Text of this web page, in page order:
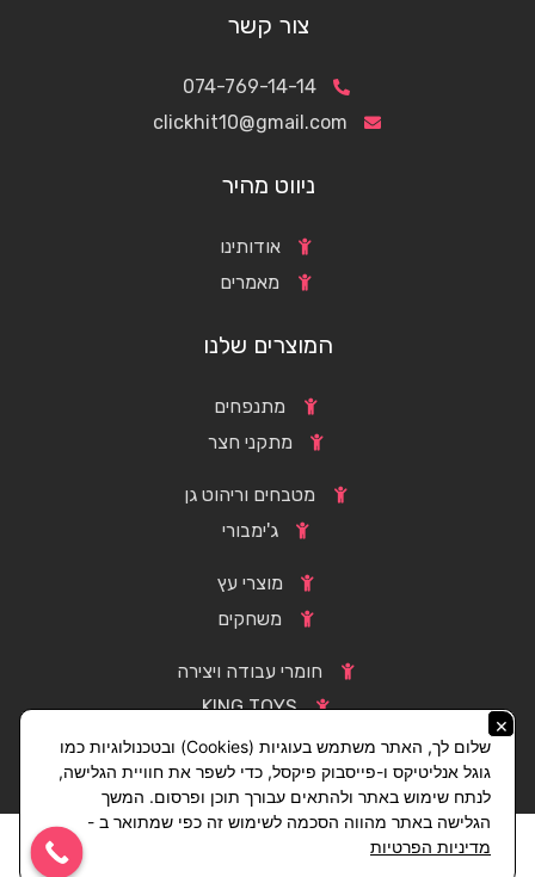
צור קשר
074-769-14-14
clickhit10@gmail.com
ניווט מהיר
אודותינו
מאמרים
המוצרים שלנו
מתנפחים
מתקני חצר
מטבחים וריהוט גן
ג'ימבורי
מוצרי עץ
משחקים
חומרי עבודה ויצירה
KING TOYS
×
שלום לך, האתר משתמש בעוגיות (Cookies) ובטכנולוגיות כמו
גוגל אנליטיקס ו-פייסבוק פיקסל, כדי לשפר את חוויית הגלישה,
לנתח שימוש באתר ולהתאים עבורך תוכן ופרסום. המשך
הגלישה באתר מהווה הסכמה לשימוש זה כפי שמתואר ב -
מדיניות הפרטיות